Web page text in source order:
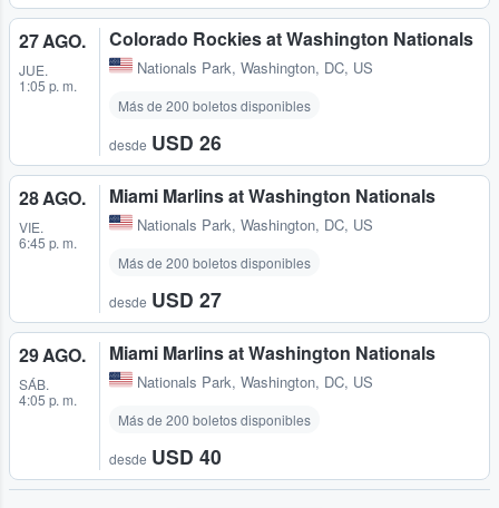
27 AGO.
JUE.
1:05 p. m.
Colorado Rockies at Washington Nationals
Nationals Park, Washington, DC, US
Más de 200 boletos disponibles
desde USD 26
28 AGO.
VIE.
6:45 p. m.
Miami Marlins at Washington Nationals
Nationals Park, Washington, DC, US
Más de 200 boletos disponibles
desde USD 27
29 AGO.
SÁB.
4:05 p. m.
Miami Marlins at Washington Nationals
Nationals Park, Washington, DC, US
Más de 200 boletos disponibles
desde USD 40